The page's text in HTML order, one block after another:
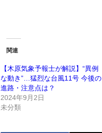
関連
【木原気象予報士が解説】“異例
な動き”…猛烈な台風11号 今後の
進路・注意点は？
2024年9月2日
未分類